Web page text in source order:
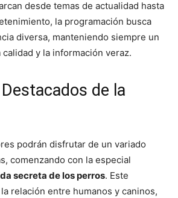
desde temas de actualidad hasta
la programación busca
diversa, manteniendo siempre un
y la información veraz.
de la
podrán disfrutar de un variado
comenzando con la especial
secreta de los perros. Este
relación entre humanos y caninos,